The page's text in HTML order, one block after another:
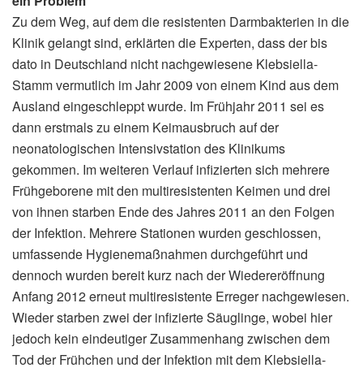
Zu dem Weg, auf dem die resistenten Darmbakterien in die
Klinik gelangt sind, erklärten die Experten, dass der bis
dato in Deutschland nicht nachgewiesene Klebsiella-
Stamm vermutlich im Jahr 2009 von einem Kind aus dem
Ausland eingeschleppt wurde. Im Frühjahr 2011 sei es
dann erstmals zu einem Keimausbruch auf der
neonatologischen Intensivstation des Klinikums
gekommen. Im weiteren Verlauf infizierten sich mehrere
Frühgeborene mit den multiresistenten Keimen und drei
von ihnen starben Ende des Jahres 2011 an den Folgen
der Infektion. Mehrere Stationen wurden geschlossen,
umfassende Hygienemaßnahmen durchgeführt und
dennoch wurden bereit kurz nach der Wiedereröffnung
Anfang 2012 erneut multiresistente Erreger nachgewiesen.
Wieder starben zwei der infizierte Säuglinge, wobei hier
jedoch kein eindeutiger Zusammenhang zwischen dem
Tod der Frühchen und der Infektion mit dem Klebsiella-